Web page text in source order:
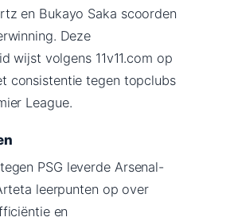
en Bukayo Saka scoorden
Deze
wijst volgens 11v11.com op
consistentie tegen topclubs
League.
PSG leverde Arsenal-
leerpunten op over
en